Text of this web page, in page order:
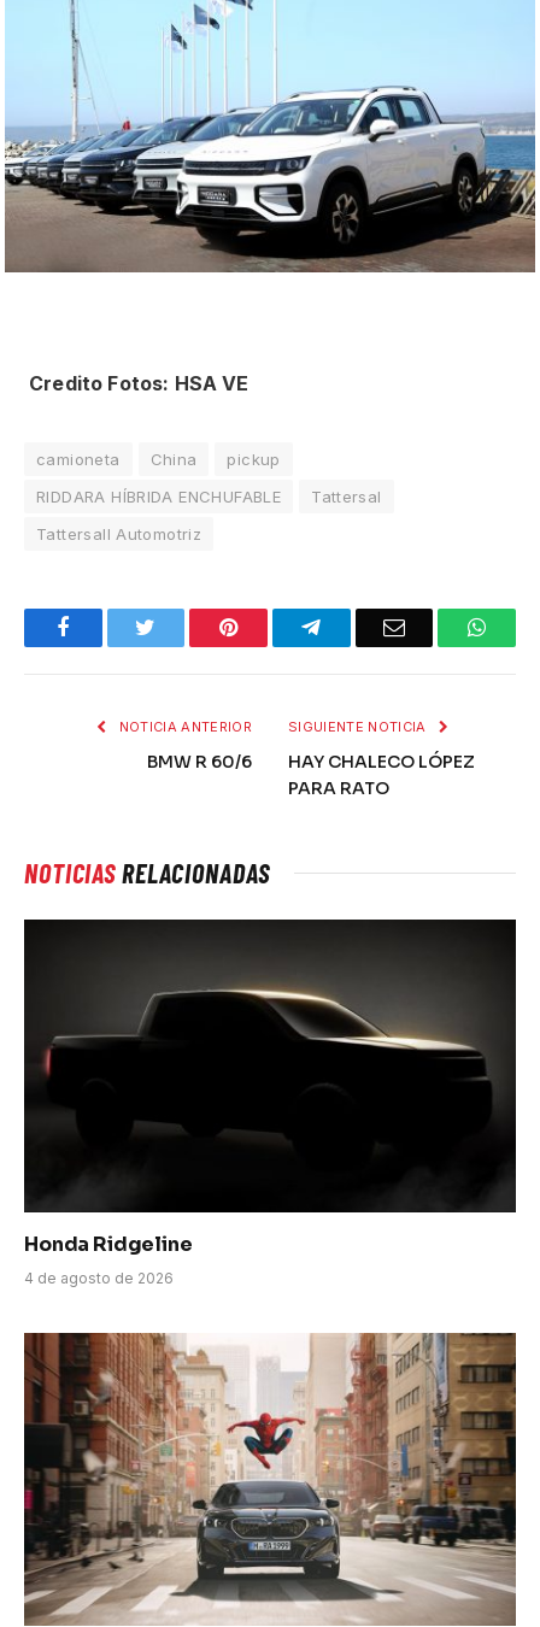
Credito Fotos: HSA VE
camioneta China
pickup
RIDDARA HÍBRIDA ENCHUFABLE
Tattersal
Tattersall Automotriz
Facebook Pinterest TelegramEmail
NOTICIA ANTERIOR
BMW R 60/6
SIGUIENTE NOTICIA
HAY CHALECO LÓPEZ
PARA RATO
NOTICIASRELACIONADAS
Honda Ridgeline
4 de agosto de 2026